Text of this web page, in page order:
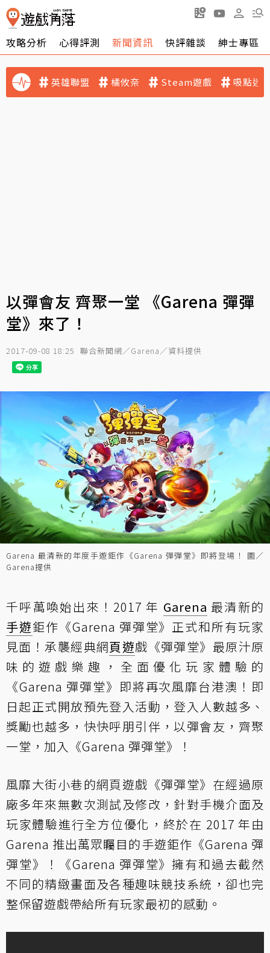
攻略分析 心得評測 新聞資訊 快評雜談 紳士專區
英雄聯盟 橘攸奈 Steam遊戲 吸點迷
以彈會友 齊聚一堂 《Garena 彈彈
堂》來了！
2017-09-08 18:25 聯合新聞網／Garena／資料提供
Garena 最清新的年度手遊鉅作《Garena 彈彈堂》即將登場！ 圖／
Garena提供
千呼萬喚始出來！2017 年 Garena 最清新的
手遊鉅作《Garena 彈彈堂》正式和所有玩家
見面！承襲經典網頁遊戲《彈彈堂》最原汁原
味的遊戲樂趣，全面優化玩家體驗的
《Garena 彈彈堂》即將再次風靡台港澳！即
日起正式開放預先登入活動，登入人數越多、
獎勵也越多，快快呼朋引伴，以彈會友，齊聚
一堂，加入《Garena 彈彈堂》！
風靡大街小巷的網頁遊戲《彈彈堂》在經過原
廠多年來無數次測試及修改，針對手機介面及
玩家體驗進行全方位優化，終於在 2017 年由
Garena 推出萬眾矚目的手遊鉅作《Garena 彈
彈堂》！《Garena 彈彈堂》擁有和過去截然
不同的精緻畫面及各種趣味競技系統，卻也完
整保留遊戲帶給所有玩家最初的感動。